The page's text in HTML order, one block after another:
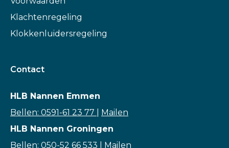
Klachtenregeling
Klokkenluidersregeling
Contact
HLB Nannen Emmen
Bellen: 0591-61 23 77
Mailen
HLB Nannen Groningen
Bellen: 050-52 66 533
Mailen